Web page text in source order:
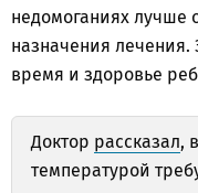
недомоганиях лучше
назначения лечения.
время и здоровье
Доктор рассказал,
температурой